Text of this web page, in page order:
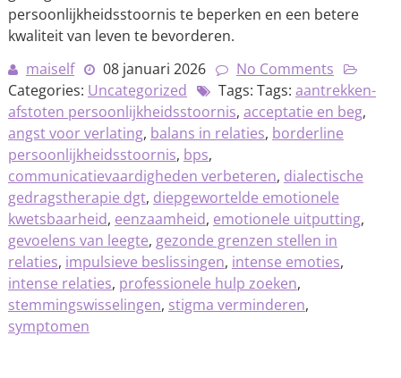
persoonlijkheidsstoornis te beperken en een betere
kwaliteit van leven te bevorderen.
maiself
08 januari 2026
No Comments
Categories: Uncategorized Tags: Tags: aantrekken-
afstoten persoonlijkheidsstoornis, acceptatie en beg,
angst voor verlating, balans in relaties, borderline
persoonlijkheidsstoornis, bps,
communicatievaardigheden verbeteren, dialectische
gedragstherapie dgt, diepgewortelde emotionele
kwetsbaarheid, eenzaamheid, emotionele uitputting,
gevoelens van leegte, gezonde grenzen stellen in
relaties, impulsieve beslissingen, intense emoties,
intense relaties, professionele hulp zoeken,
stemmingswisselingen, stigma verminderen,
symptomen